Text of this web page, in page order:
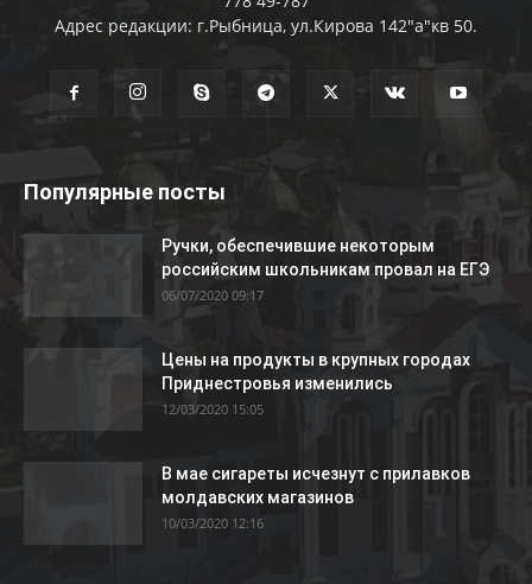
Адрес редакции: г.Рыбница, ул.Кирова 142"а"кв 50.
Популярные посты
Ручки, обеспечившие некоторым
российским школьникам провал на ЕГЭ
06/07/2020 09:17
Цены на продукты в крупных городах
Приднестровья изменились
12/03/2020 15:05
В мае сигареты исчезнут с прилавков
молдавских магазинов
10/03/2020 12:16